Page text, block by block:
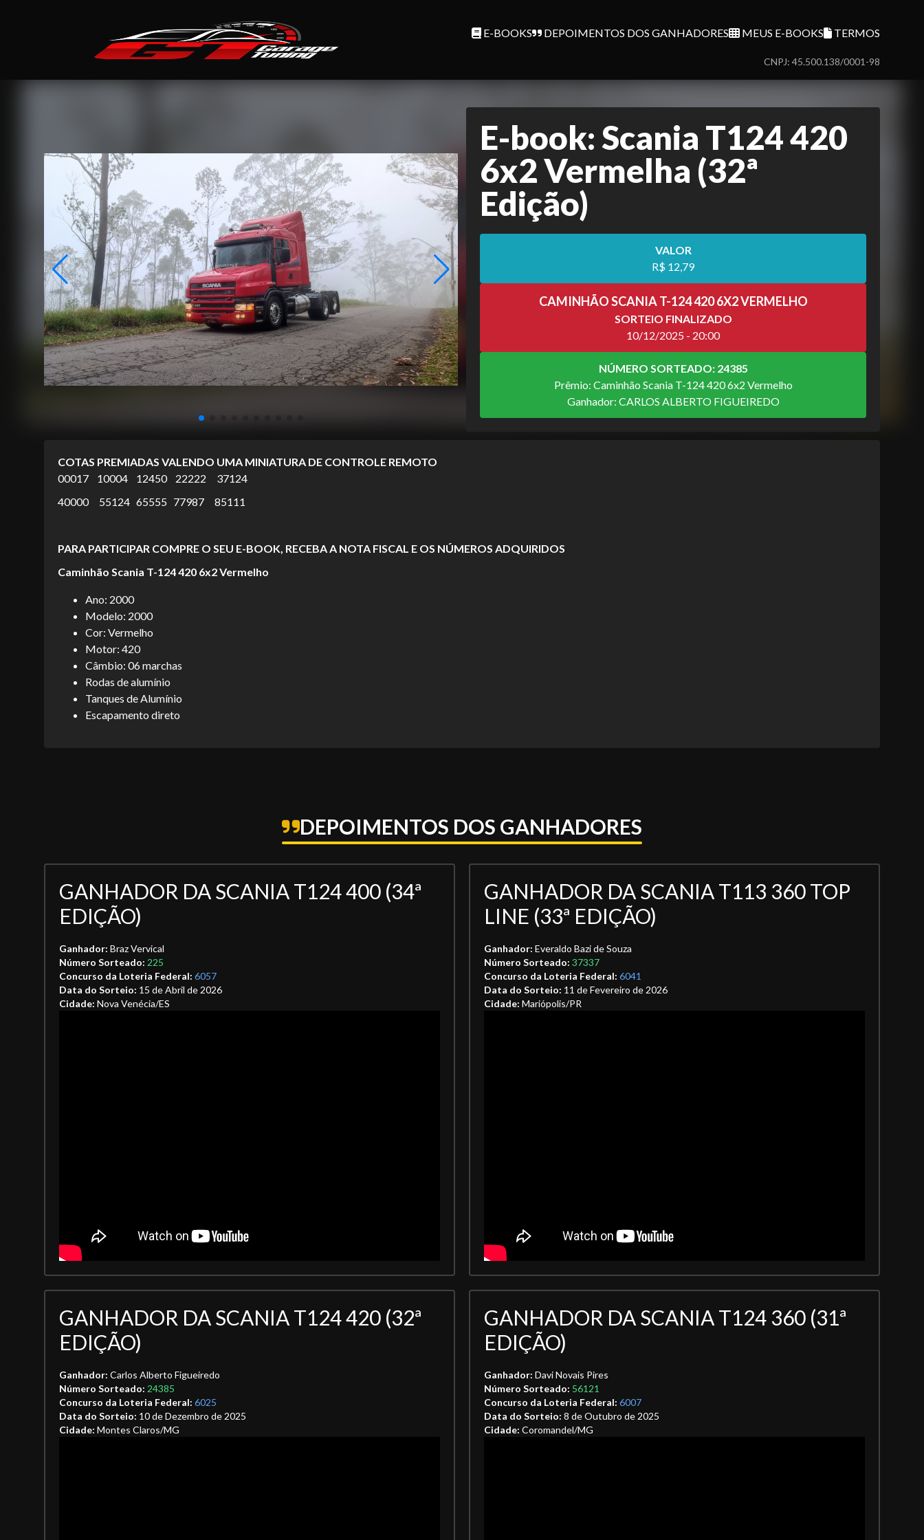
E-BOOKS DEPOIMENTOS DOS GANHADORES MEUS E-BOOKS TERMOS
CNPJ: 45.500.138/0001-98
E-book: Scania T124 420
6x2 Vermelha (32ª
Edição)
VALOR
R$ 12,79
CAMINHÃO SCANIA T-124 420 6X2 VERMELHO
SORTEIO FINALIZADO
10/12/2025 - 20:00
NÚMERO SORTEADO: 24385
Prêmio: Caminhão Scania T-124 420 6x2 Vermelho
Ganhador: CARLOS ALBERTO FIGUEIREDO
COTAS PREMIADAS VALENDO UMA MINIATURA DE CONTROLE REMOTO
00017 10004 12450 22222 37124
40000 55124 65555 77987 85111
PARA PARTICIPAR COMPRE O SEU E-BOOK, RECEBA A NOTA FISCAL E OS NÚMEROS ADQUIRIDOS
Caminhão Scania T-124 420 6x2 Vermelho
Ano: 2000
Modelo: 2000
Cor: Vermelho
Motor: 420
Câmbio: 06 marchas
Rodas de alumínio
Tanques de Alumínio
Escapamento direto
DEPOIMENTOS DOS GANHADORES
GANHADOR DA SCANIA T124 400 (34ª
EDIÇÃO)
Ganhador: Braz Vervical
Número Sorteado: 225
Concurso da Loteria Federal: 6057
Data do Sorteio: 15 de Abril de 2026
Cidade: Nova Venécia/ES
GANHADOR DA SCANIA T113 360 TOP
LINE (33ª EDIÇÃO)
Ganhador: Everaldo Bazi de Souza
Número Sorteado: 37337
Concurso da Loteria Federal: 6041
Data do Sorteio: 11 de Fevereiro de 2026
Cidade: Mariópolis/PR
GANHADOR DA SCANIA T124 420 (32ª
EDIÇÃO)
Ganhador: Carlos Alberto Figueiredo
Número Sorteado: 24385
Concurso da Loteria Federal: 6025
Data do Sorteio: 10 de Dezembro de 2025
Cidade: Montes Claros/MG
GANHADOR DA SCANIA T124 360 (31ª
EDIÇÃO)
Ganhador: Davi Novais Pires
Número Sorteado: 56121
Concurso da Loteria Federal: 6007
Data do Sorteio: 8 de Outubro de 2025
Cidade: Coromandel/MG